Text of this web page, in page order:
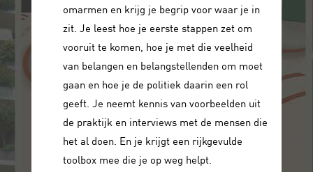
omarmen en krijg je begrip voor waar je in
zit. Je leest hoe je eerste stappen zet om
vooruit te komen, hoe je met die veelheid
van belangen en belangstellenden om moet
gaan en hoe je de politiek daarin een rol
geeft. Je neemt kennis van voorbeelden uit
de praktijk en interviews met de mensen die
het al doen. En je krijgt een rijkgevulde
toolbox mee die je op weg helpt.